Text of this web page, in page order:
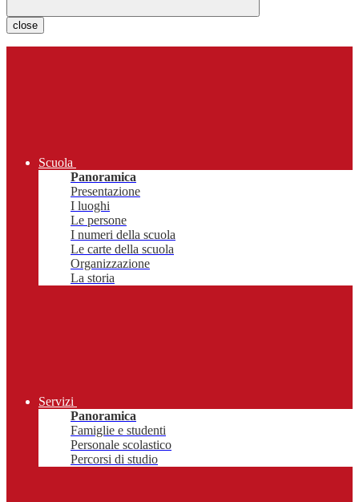
close
Scuola
Panoramica
Presentazione
I luoghi
Le persone
I numeri della scuola
Le carte della scuola
Organizzazione
La storia
Servizi
Panoramica
Famiglie e studenti
Personale scolastico
Percorsi di studio